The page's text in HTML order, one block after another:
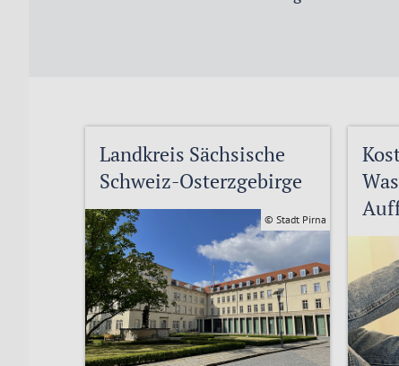
Landkreis Sächsische
Schweiz-Osterzgebirge
© Stadt Pirna